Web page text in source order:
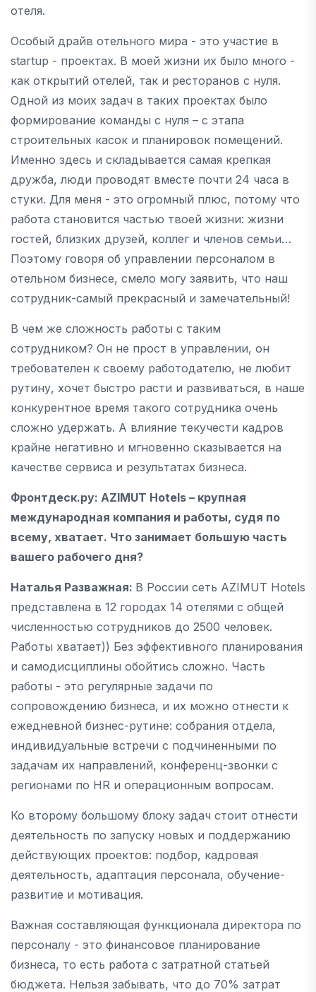
отеля.
Особый драйв отельного мира - это участие в
startup - проектах. В моей жизни их было много -
как открытий отелей, так и ресторанов с нуля.
Одной из моих задач в таких проектах было
формирование команды с нуля – с этапа
строительных касок и планировок помещений.
Именно здесь и складывается самая крепкая
дружба, люди проводят вместе почти 24 часа в
стуки. Для меня - это огромный плюс, потому что
работа становится частью твоей жизни: жизни
гостей, близких друзей, коллег и членов семьи…
Поэтому говоря об управлении персоналом в
отельном бизнесе, смело могу заявить, что наш
сотрудник-самый прекрасный и замечательный!
В чем же сложность работы с таким
сотрудником? Он не прост в управлении, он
требователен к своему работодателю, не любит
рутину, хочет быстро расти и развиваться, в наше
конкурентное время такого сотрудника очень
сложно удержать. А влияние текучести кадров
крайне негативно и мгновенно сказывается на
качестве сервиса и результатах бизнеса.
Фронтдеск.ру: AZIMUT Hotels – крупная
международная компания и работы, судя по
всему, хватает. Что занимает большую часть
вашего рабочего дня?
Наталья Разважная: В России сеть AZIMUT Hotels
представлена в 12 городах 14 отелями с общей
численностью сотрудников до 2500 человек.
Работы хватает)) Без эффективного планирования
и самодисциплины обойтись сложно. Часть
работы - это регулярные задачи по
сопровождению бизнеса, и их можно отнести к
ежедневной бизнес-рутине: собрания отдела,
индивидуальные встречи с подчиненными по
задачам их направлений, конференц-звонки с
регионами по HR и операционным вопросам.
Ко второму большому блоку задач стоит отнести
деятельность по запуску новых и поддержанию
действующих проектов: подбор, кадровая
деятельность, адаптация персонала, обучение-
развитие и мотивация.
Важная составляющая функционала директора по
персоналу - это финансовое планирование
бизнеса, то есть работа с затратной статьей
бюджета. Нельзя забывать, что до 70% затрат